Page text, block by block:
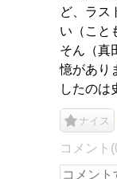
ど、ラス
い（こと
そん（真
憶があり
したのは
ナイス
コメント